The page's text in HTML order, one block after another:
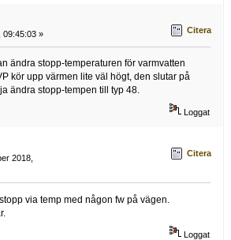
09:45:03 » Citera
ändra stopp-temperaturen för varmvatten
kör upp värmen lite väl högt, den slutar på
ändra stopp-tempen till typ 48.
Loggat
2018,
Citera
via temp med någon fw på vägen.
Loggat